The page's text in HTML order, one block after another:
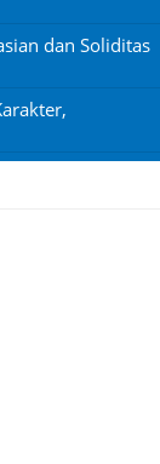
dan Soliditas